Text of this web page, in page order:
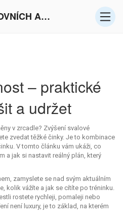
OŠETŘOVÁNÍ SPORTOVNÍCH AKTIVIT V EVROPĚ
– praktické
a udržet
v zrcadle? Zvýšení svalové
zvedat těžké činky. Je to kombinace
V tomto článku vám ukáži, co
a jak si nastavit reálný plán, který
zamyslete se nad svým aktuálním
kolik vážíte a jak se cítíte po tréninku.
rostete rychleji, pomaleji nebo
není luxury, je to základ, na kterém